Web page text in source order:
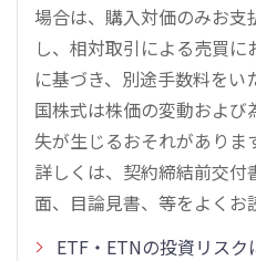
場合は、購入対価のみお支
し、相対取引による売買
に基づき、別途手数料を
国株式は株価の変動およ
失が生じるおそれがありま
詳しくは、契約締結前交
面、目論見書、等をよくお
ETF・ETNの投資リス